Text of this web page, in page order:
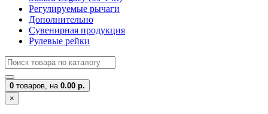
Регулируемые рычаги
Дополнительно
Сувенирная продукция
Рулевые рейки
0 товаров, на 0.00 р.
×